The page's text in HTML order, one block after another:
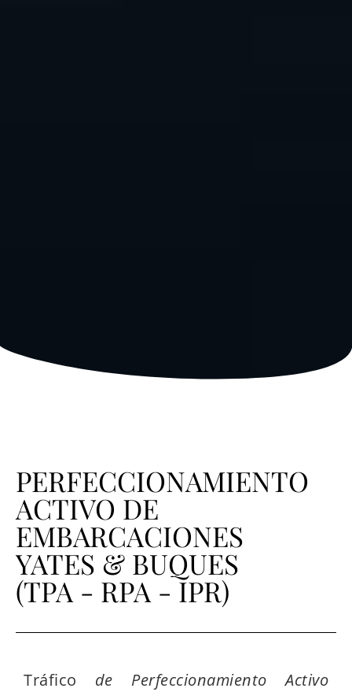
PERFECCIONAMIENTO
ACTIVO DE
EMBARCACIONES
YATES & BUQUES
(TPA - RPA - IPR)
Tráfico de Perfeccionamiento Activo